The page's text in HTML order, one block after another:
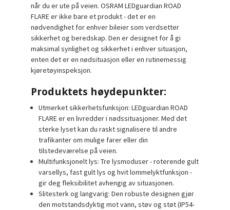
når du er ute på veien. OSRAM LEDguardian ROAD
FLARE er ikke bare et produkt - det er en
nødvendighet for enhver bileier som verdsetter
sikkerhet og beredskap. Den er designet for å gi
maksimal synlighet og sikkerhet i enhver situasjon,
enten det er en nødsituasjon eller en rutinemessig
kjøretøyinspeksjon.
Produktets høydepunkter:
Utmerket sikkerhetsfunksjon: LEDguardian ROAD
FLARE er en livredder i nødssituasjoner. Med det
sterke lyset kan du raskt signalisere til andre
trafikanter om mulige farer eller din
tilstedeværelse på veien.
Multifunksjonelt lys: Tre lysmoduser - roterende gult
varsellys, fast gult lys og hvit lommelyktfunksjon -
gir deg fleksibilitet avhengig av situasjonen.
Slitesterk og langvarig: Den robuste designen gjør
den motstandsdyktig mot vann, støv og støt (IP54-